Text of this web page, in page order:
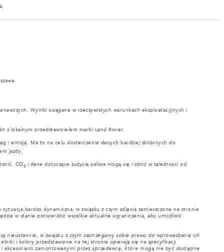
Wyniki osiągane w rzeczywistych warunkach eksploatacyjnych i
z lokalnym przedstawicielem marki Land Rover.
i emisję. Ma to na celu dostarczenie danych bardziej zbliżonych do
jazdy.
CO2 i dane dotyczące zużycia paliwa mogą się różnić w zależności od
bardzo dynamiczna, w związku z czym zdjęcia zamieszczone na stronie
w stanie potwierdzić wszelkie aktualne ograniczenia, aby umożliwić
nieustannie, w związku z czym zastrzegamy sobie prawo do wprowadzania ich
i kolory przedstawione na tej stronie opierają się na specyfikacji
zamontowanymi przez sprzedawcę, które mogą nie być dostępne